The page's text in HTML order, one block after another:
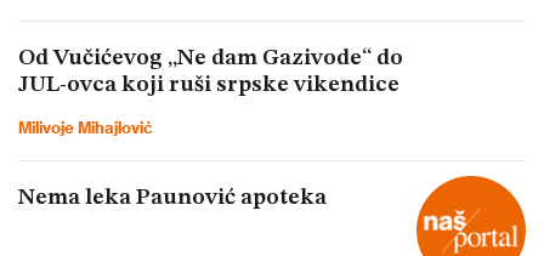
Od Vučićevog „Ne dam Gazivode“ do
JUL-ovca koji ruši srpske vikendice
Milivoje Mihajlović
Nema leka Paunović apoteka